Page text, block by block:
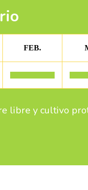
FEB.
libre y cultivo